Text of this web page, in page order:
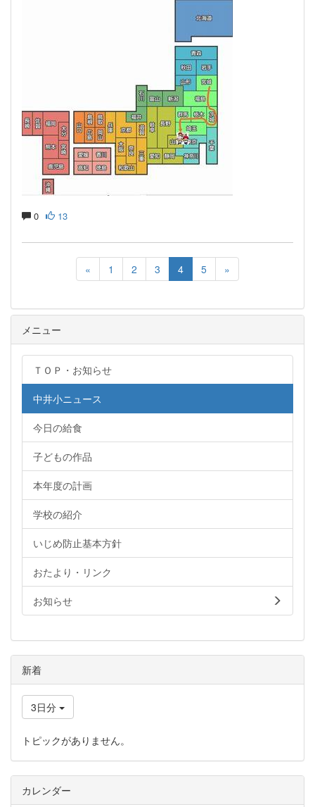
0 13
« 1 2 3 4 5 »
メニュー
ＴＯＰ・お知らせ
中井小ニュース
今日の給食
子どもの作品
本年度の計画
学校の紹介
いじめ防止基本方針
おたより・リンク
お知らせ
新着
3日分
トピックがありません。
カレンダー